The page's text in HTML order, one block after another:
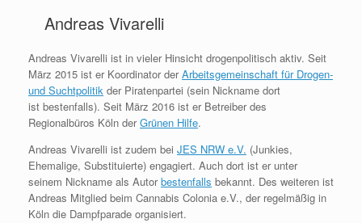
Andreas Vivarelli
Andreas Vivarelli ist in vieler Hinsicht drogenpolitisch aktiv. Seit
März 2015 ist er Koordinator derArbeitsgemeinschaft für Drogen-
und Suchtpolitik der Piratenpartei (sein Nickname dort
ist bestenfalls). Seit März 2016 ist er Betreiber des
Regionalbüros Köln derGrünen Hilfe.
Andreas Vivarelli ist zudem bei JES NRW e.V. (Junkies,
Ehemalige, Substituierte) engagiert. Auch dort ist er unter
seinem Nickname als Autorbestenfalls bekannt. Des weiteren ist
Andreas Mitglied beim Cannabis Colonia e.V., der regelmäßig in
Köln die Dampfparade organisiert.